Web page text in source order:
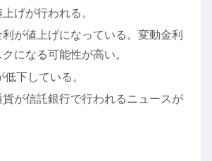
げが行われる。
が値上げになっている。変動金利
になる可能性が高い。
下している。
貨が信託銀行で行われるニュースが